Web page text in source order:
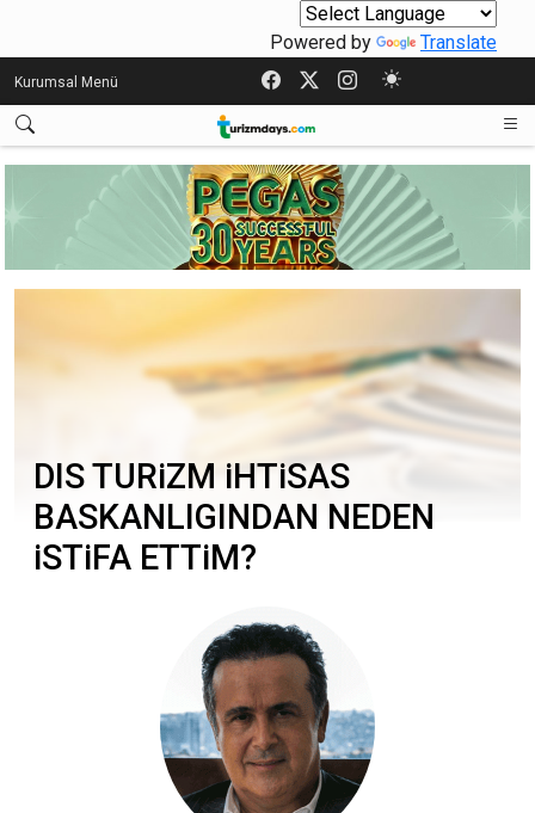
Powered by Translate
Kurumsal Menü
DIS TURiZM iHTiSAS
BASKANLIGINDAN NEDEN
iSTiFA ETTiM?